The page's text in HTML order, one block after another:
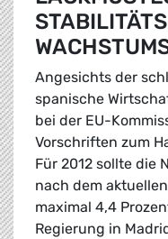
Angesichts der
spanische
bei der EU-
Vorschriften zum
Für 2012 sollte die
nach dem
maximal 4,4
Regierung in